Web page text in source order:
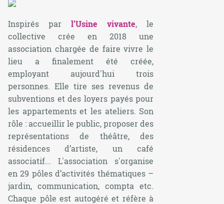
Inspirés par l’Usine vivante, le
collective crée en 2018 une
association chargée de faire vivre le
lieu a finalement été créée,
employant aujourd'hui trois
personnes. Elle tire ses revenus de
subventions et des loyers payés pour
les appartements et les ateliers. Son
rôle : accueillir le public, proposer des
représentations de théâtre, des
résidences d’artiste, un café
associatif... L'association s'organise
en 29 pôles d’activités thématiques –
jardin, communication, compta etc.
Chaque pôle est autogéré et réfère à